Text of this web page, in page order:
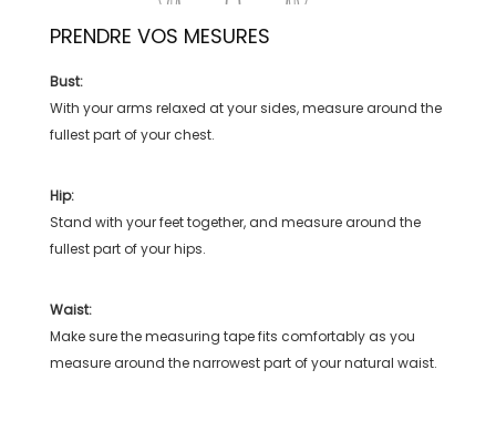
PRENDRE VOS MESURES
Bust:
With your arms relaxed at your sides, measure around the
fullest part of your chest.
Hip:
Stand with your feet together, and measure around the
fullest part of your hips.
Waist:
Make sure the measuring tape fits comfortably as you
measure around the narrowest part of your natural waist.